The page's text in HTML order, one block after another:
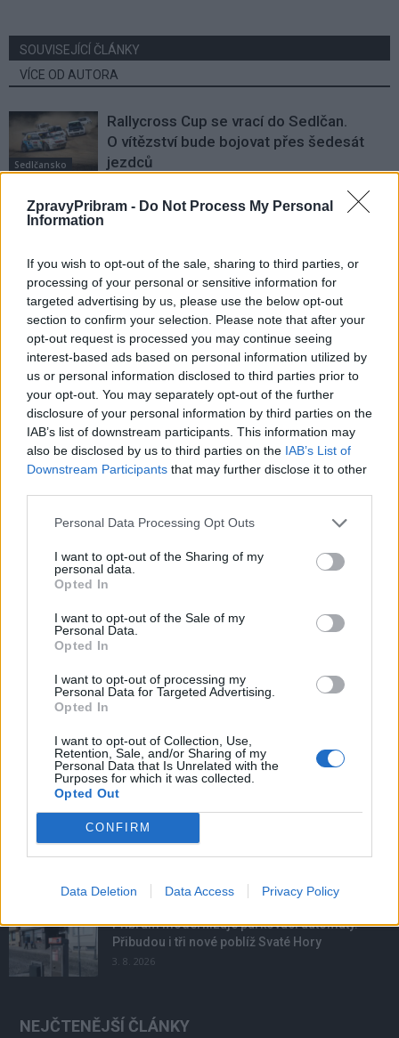
ZpravyPribram - Do Not Process My Personal
Information
If you wish to opt-out of the sale, sharing to third parties, or
processing of your personal or sensitive information for
targeted advertising by us, please use the below opt-out
section to confirm your selection. Please note that after your
opt-out request is processed you may continue seeing
interest-based ads based on personal information utilized by
us or personal information disclosed to third parties prior to
your opt-out. You may separately opt-out of the further
disclosure of your personal information by third parties on the
IAB’s list of downstream participants. This information may
also be disclosed by us to third parties on the IAB’s List of
Downstream Participants that may further disclose it to other
Personal Data Processing Opt Outs
I want to opt-out of the Sharing of my
personal data.
Opted In
I want to opt-out of the Sale of my
Personal Data.
Opted In
I want to opt-out of processing my
Personal Data for Targeted Advertising.
Opted In
I want to opt-out of Collection, Use,
Retention, Sale, and/or Sharing of my
Personal Data that Is Unrelated with the
Purposes for which it was collected.
Opted Out
CONFIRM
Data Deletion Data Access Privacy Policy
SOUVISEJÍCÍ ČLÁNKY
VÍCE OD AUTORA
Sedlčansko
Rallycross Cup se vrací do Sedlčan.
O vítězství bude bojovat přes šedesát
jezdců
Daniel Rosenbaum potřeboval změnit
Sport
Dan Rosenbaum bilancuje sezonu
volejbalistů i změny v týmu. Cílem zůstává
play off
NOVINKY
Obděnice vzpomínaly na filmovou legendu
6. 8. 2026
Většina koupališť na Příbramsku nabízí výborné
podmínky. Horší voda je jen...
Příbram modernizuje parkovací automaty.
Přibudou i tři nové poblíž Svaté Hory
3. 8. 2026
NEJČTENĚJŠÍ ČLÁNKY